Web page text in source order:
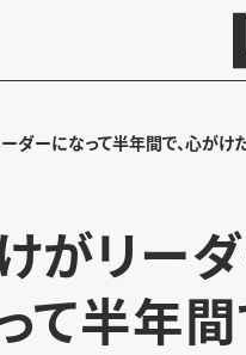
ダーになって半年間で、心がけた
がリー
て半年間